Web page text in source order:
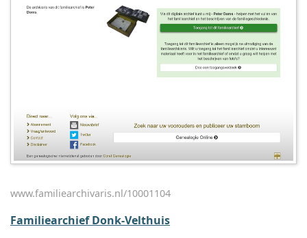
www.familiearchivaris.nl/10001104
Familiearchief Donk-Velthuis